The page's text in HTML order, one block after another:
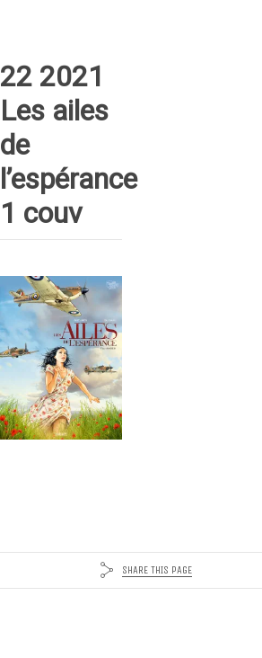
22 2021
Les ailes
de
l’espérance
1 couv
SHARE THIS PAGE